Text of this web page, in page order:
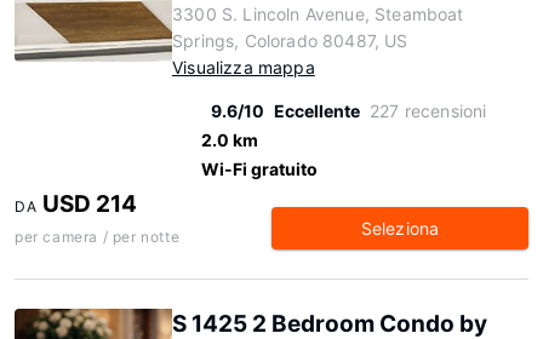
3300 S. Lincoln Avenue, Steamboat
Springs, Colorado 80487, US
Visualizza mappa
9.6/10 Eccellente 227 recensioni
2.0 km
Wi-Fi gratuito
DA USD 214
per camera / per notte Seleziona
S 1425 2 Bedroom Condo by